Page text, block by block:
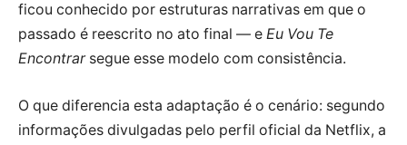
ficou conhecido por estruturas narrativas em que o
passado é reescrito no ato final — e Eu Vou Te
Encontrarsegue esse modelo com consistência.
O que diferencia esta adaptação é o cenário: segundo
informações divulgadas pelo perfil oficial da Netflix, a